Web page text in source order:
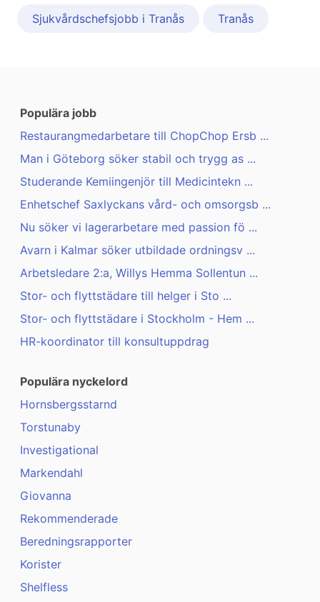
Sjukvårdschefsjobb i Tranås Tranås
Populära jobb
Restaurangmedarbetare till ChopChop Ersb ...
Man i Göteborg söker stabil och trygg as ...
Studerande Kemiingenjör till Medicintekn ...
Enhetschef Saxlyckans vård- och omsorgsb ...
Nu söker vi lagerarbetare med passion fö ...
Avarn i Kalmar söker utbildade ordningsv ...
Arbetsledare 2:a, Willys Hemma Sollentun ...
Stor- och flyttstädare till helger i Sto ...
Stor- och flyttstädare i Stockholm - Hem ...
HR-koordinator till konsultuppdrag
Populära nyckelord
Hornsbergsstarnd
Torstunaby
Investigational
Markendahl
Giovanna
Rekommenderade
Beredningsrapporter
Korister
Shelfless